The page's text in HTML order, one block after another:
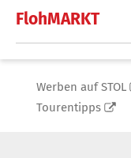
FlohMARKT
Werben auf STOL
Tourentipps